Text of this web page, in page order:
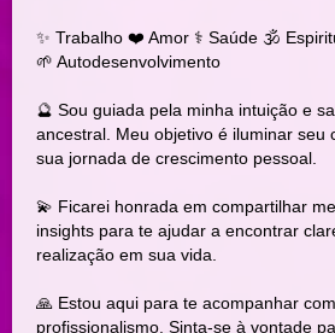
✨ Trabalho ❤️ Amor ⚕️ Saúde 🕉
🌱 Autodesenvolvimento
🔮 Sou guiada pela minha intuição e
ancestral. Meu objetivo é iluminar seu
sua jornada de crescimento pessoal.
💫 Ficarei honrada em compartilhar
insights para te ajudar a encontrar
realização em sua vida.
🙏 Estou aqui para te acompanhar
profissionalismo. Sinta-se à vontade